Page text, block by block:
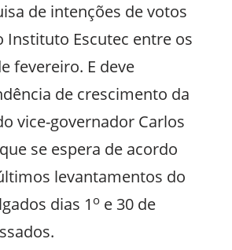
de intenções de votos
Instituto Escutec entre os
fevereiro. E deve
de crescimento da
vice-governador Carlos
se espera de acordo
levantamentos do
dias 1 o e 30 de